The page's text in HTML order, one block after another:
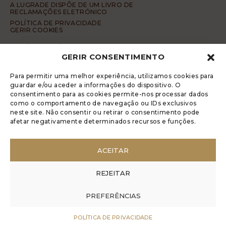
GERIR CONSENTIMENTO
Para permitir uma melhor experiência, utilizamos cookies para
guardar e/ou aceder a informações do dispositivo. O
consentimento para as cookies permite-nos processar dados
como o comportamento de navegação ou IDs exclusivos
neste site. Não consentir ou retirar o consentimento pode
afetar negativamente determinados recursos e funções.
ACEITAR
REJEITAR
PREFERÊNCIAS
POLÍTICA DE PRIVACIDADE
A LUGRADE DISPÕE DE UM LIVRO DE
RECLAMAÇÕES ELETRÓNICO
POLÍTICA DE PRIVACIDADE
GERIR COOKIES
CÓDIGO DE CONDUTA DA DENÚNCIA ANÓNIMA
© 2017 Rui Veríssimo Design